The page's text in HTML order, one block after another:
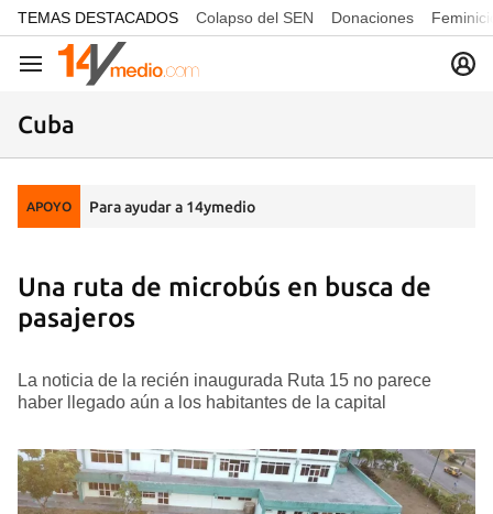
common.go-to-content
TEMAS DESTACADOS Colapso del SEN Donaciones
Navegación
Cuba
APOYO Para ayudar a 14ymedio
Una ruta de microbús en busca de
pasajeros
La noticia de la recién inaugurada Ruta 15 no parece
haber llegado aún a los habitantes de la capital